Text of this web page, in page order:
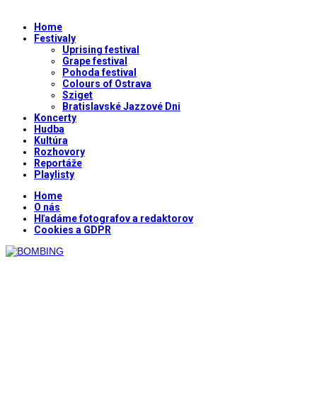
Home
Festivaly
Uprising festival
Grape festival
Pohoda festival
Colours of Ostrava
Sziget
Bratislavské Jazzové Dni
Koncerty
Hudba
Kultúra
Rozhovory
Reportáže
Playlisty
Home
O nás
Hľadáme fotografov a redaktorov
Cookies a GDPR